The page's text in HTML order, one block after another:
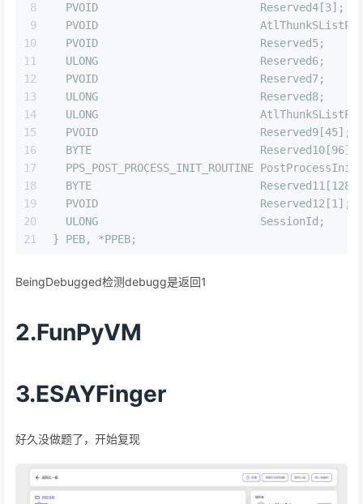
8
9
10
11
12
13
14
15
16
17
18
19
20
21
  PVOID                         Reserved4[3];
PVOID
  PVOID                         Reserved5;
  ULONG                         Reserved6;
  PVOID                         Reserved7;
  ULONG                         Reserved8;
ULONG
  PVOID                         Reserved9[45];
  BYTE                          Reserved10[96];
PPS_POST_PROCESS_INIT_ROUTINE
  BYTE                          Reserved11[128];
  PVOID                         Reserved12[1];
  ULONG                         SessionId;
} PEB, *PPEB;
BeingDebugged检测debugg是返回1
2.FunPyVM
3.ESAYFinger
好久没做题了，开始复现